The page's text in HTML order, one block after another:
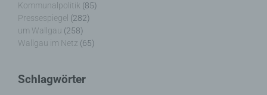
Kommunalpolitik (85)
Pressespiegel (282)
um Wallgau (258)
Wallgau im Netz (65)
Schlagwörter